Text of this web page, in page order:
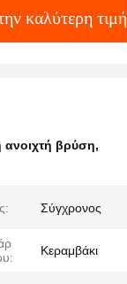
καλύτερη τιμή
ανοιχτή βρύση,
Σύγχρονος
Κεραμβάκι